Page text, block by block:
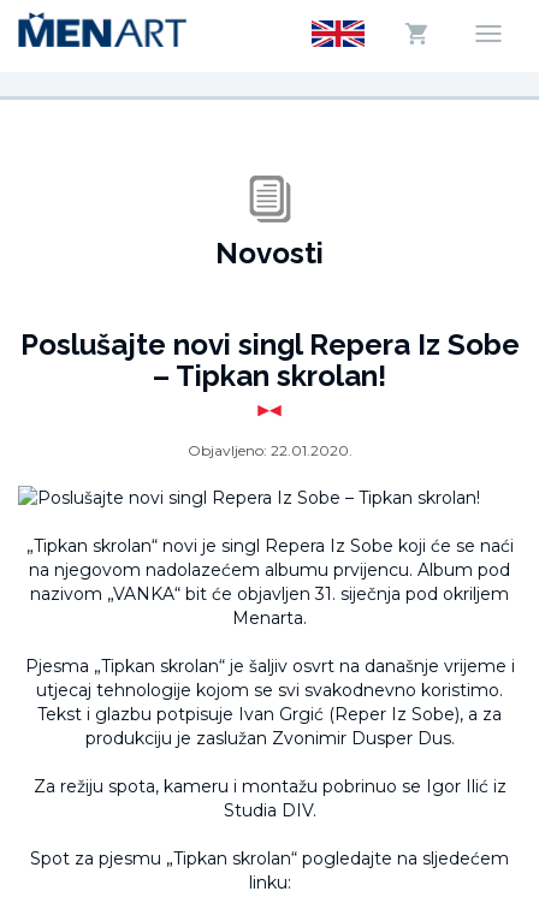
Novosti
Poslušajte novi singl Repera Iz Sobe
– Tipkan skrolan!
Objavljeno: 22.01.2020.
„Tipkan skrolan“ novi je singl Repera Iz Sobe koji će se naći
na njegovom nadolazećem albumu prvijencu. Album pod
nazivom „VANKA“ bit će objavljen 31. siječnja pod okriljem
Menarta.
Pjesma „Tipkan skrolan“ je šaljiv osvrt na današnje vrijeme i
utjecaj tehnologije kojom se svi svakodnevno koristimo.
Tekst i glazbu potpisuje Ivan Grgić (Reper Iz Sobe), a za
produkciju je zaslužan Zvonimir Dusper Dus.
Za režiju spota, kameru i montažu pobrinuo se Igor Ilić iz
Studia DIV.
Spot za pjesmu „Tipkan skrolan“ pogledajte na sljedećem
linku: